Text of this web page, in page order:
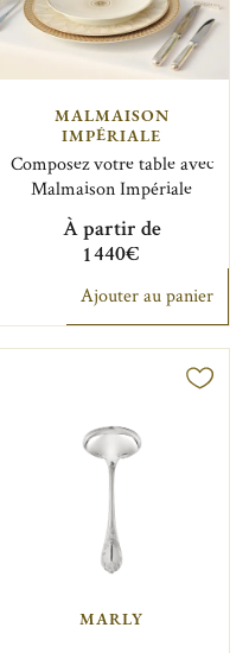
MALMAISON
IMPÉRIALE
Composez votre table avec
Malmaison Impériale
À partir de
1 440€
Ajouter au panier
MARLY